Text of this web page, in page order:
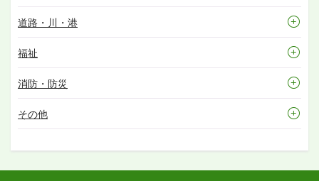
道路・川・港
福祉
消防・防災
その他